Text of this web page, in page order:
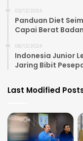
03/12/2024
Panduan Diet
Capai Berat
08/12/2024
Indonesia Junior
Jaring Bibit
Last Modified